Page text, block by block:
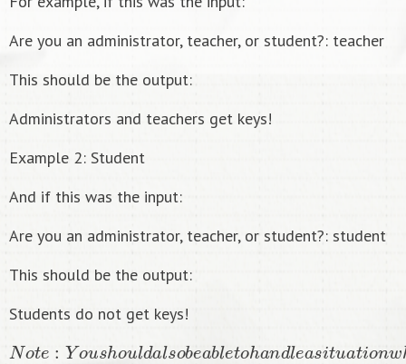
Are you an administrator, teacher, or student?: teacher
This should be the output:
Administrators and teachers get keys!
Example 2: Student
And if this was the input:
Are you an administrator, teacher, or student?: student
This should be the output:
Students do not get keys!
No ou ou a ls o e le ha e